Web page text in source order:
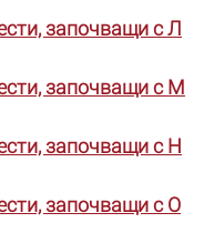
започващи с Л
започващи с М
започващи с Н
започващи с О